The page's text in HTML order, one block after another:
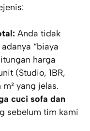
Anda tidak
“biaya
harga
(Studio, 1BR,
yang jelas.
cuci sofa dan
sebelum tim kami